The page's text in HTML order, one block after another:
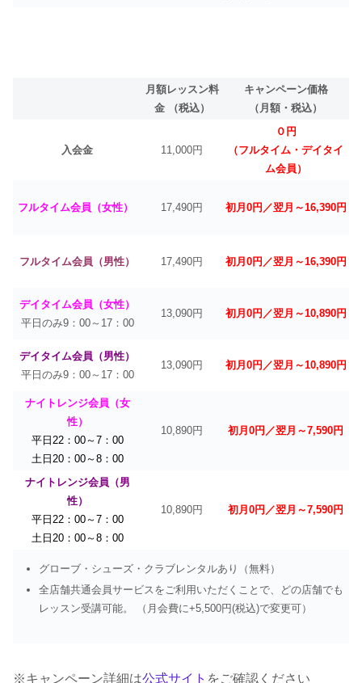
月額レッスン料
金 （税込）
キャンペーン価格
（月額・税込）
入会金 11,000円
０円
（フルタイム・デイタイ
ム会員）
フルタイム会員（女性） 17,490円 初月0円／翌月～16,390円
フルタイム会員（男性） 17,490円 初月0円／翌月～16,390円
デイタイム会員（女性）
平日のみ9：00～17：00
13,090円 初月0円／翌月～10,890円
デイタイム会員（男性）
平日のみ9：00～17：00
13,090円 初月0円／翌月～10,890円
ナイトレンジ会員（女
性）
平日22：00～7：00
土日20：00～8：00
10,890円 初月0円／翌月～7,590円
ナイトレンジ会員（男
性）
平日22：00～7：00
土日20：00～8：00
10,890円 初月0円／翌月～7,590円
グローブ・シューズ・クラブレンタルあり（無料）
全店舗共通会員サービスをご利用いただくことで、どの店舗でも
レッスン受講可能。 （月会費に+5,500円(税込)で変更可）
※キャンペーン詳細は公式サイト をご確認ください